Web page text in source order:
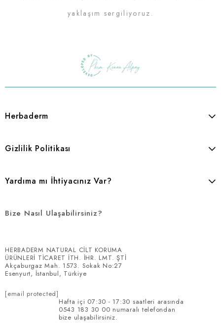
yaklaşım sergiliyoruz.
Herbaderm
Gizlilik Politikası
Yardıma mı İhtiyacınız Var?
Bize Nasıl Ulaşabilirsiniz?
HERBADERM NATURAL CİLT KORUMA
ÜRÜNLERİ TİCARET İTH. İHR. LMT. ŞTİ
Akçaburgaz Mah. 1573. Sokak No:27
Esenyurt, İstanbul, Türkiye
[email protected]
Hafta içi 07:30 - 17:30 saatleri arasında
0543 183 30 00 numaralı telefondan
bize ulaşabilirsiniz.